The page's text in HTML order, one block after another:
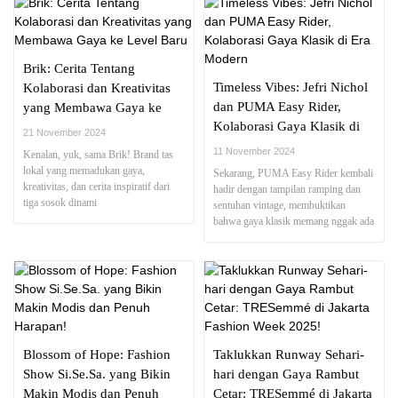
Brik: Cerita Tentang
Kolaborasi dan Kreativitas
yang Membawa Gaya ke
Level Baru
21 November 2024
Kenalan, yuk, sama Brik! Brand tas
lokal yang memadukan gaya,
kreativitas, dan cerita inspiratif dari
tiga sosok dinami
Timeless Vibes: Jefri Nichol
dan PUMA Easy Rider,
Kolaborasi Gaya Klasik di
Era Modern
11 November 2024
Sekarang, PUMA Easy Rider kembali
hadir dengan tampilan ramping dan
sentuhan vintage, membuktikan
bahwa gaya klasik memang nggak ada
Blossom of Hope: Fashion
Show Si.Se.Sa. yang Bikin
Makin Modis dan Penuh
Taklukkan Runway Sehari-
hari dengan Gaya Rambut
Cetar: TRESemmé di Jakarta